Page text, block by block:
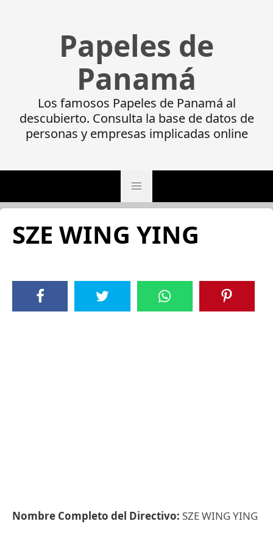
Papeles de
Panamá
Los famosos Papeles de Panamá al
descubierto. Consulta la base de datos de
personas y empresas implicadas online
SZE WING YING
Nombre Completo del Directivo: SZE WING YING